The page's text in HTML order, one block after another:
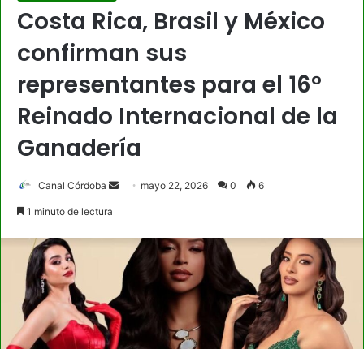
Costa Rica, Brasil y México
confirman sus
representantes para el 16°
Reinado Internacional de la
Ganadería
Canal Córdoba
Send mayo 22, 2026 0 6
1 minuto de lectura